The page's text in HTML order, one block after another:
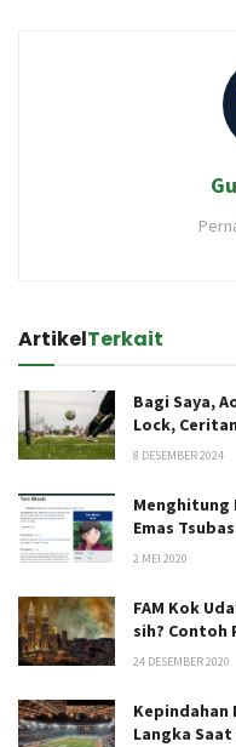
ArtikelTerkait
Bagi Saya,
Lock,
8 DESEMBER 2024
Menghitung
Emas
2 MEI 2020
FAM Kok
sih? Contoh
24 DESEMBER 2020
Kepindahan
Langka Saat